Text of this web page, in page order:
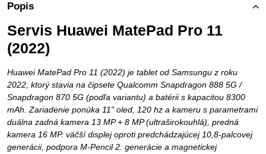
Popis
Servis Huawei MatePad Pro 11
(2022)
Huawei MatePad Pro 11 (2022) je tablet od Samsungu z roku
2022, ktorý stavia na čipsete Qualcomm Snapdragon 888 5G /
Snapdragon 870 5G (podľa variantu) a batérii s kapacitou 8300
mAh. Zariadenie ponúka 11" oled, 120 hz a kameru s parametrami
duálna zadná kamera 13 MP + 8 MP (ultraširokouhlá), predná
kamera 16 MP. väčší displej oproti predchádzajúcej 10,8-palcovej
generácii, podpora M-Pencil 2. generácie a magnetickej